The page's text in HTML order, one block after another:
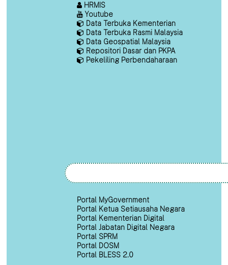
HRMIS
Youtube
Data Terbuka Kementerian
Data Terbuka Rasmi Malaysia
Data Geospatial Malaysia
Repositori Dasar dan PKPA
Pekeliling Perbendaharaan
Portal MyGovernment
Portal Ketua Setiausaha Negara
Portal Kementerian Digital
Portal Jabatan Digital Negara
Portal SPRM
Portal DOSM
Portal BLESS 2.0